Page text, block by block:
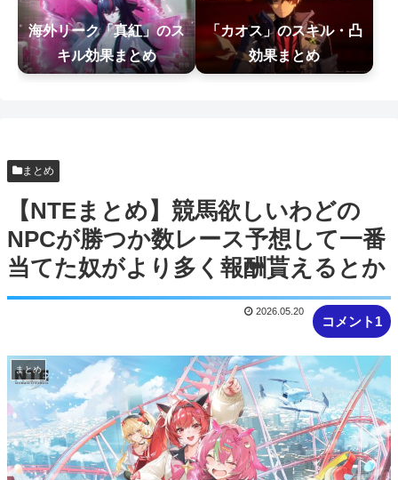
【悲報】Z世代「求刑7年のジャンポケ斎藤は口封
じに被害者殺した方が量刑軽かっただ...
【朗報】ぐらんぶるのヒロイン、遂にデレる
【悲報】人気プロゲーマーと結婚したグラドル、
息子の「自閉スペクトラム症」診断にシ...
海外リーク「真紅」のス
キル効果まとめ
「カオス」のスキル・凸
効果まとめ
まとめ
【NTEまとめ】競馬欲しいわどの
NPCが勝つか数レース予想して一番
当てた奴がより多く報酬貰えるとか
コメント1
2026.05.20
まとめ